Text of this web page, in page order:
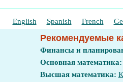
English Spanish French
Рекомендуемые
Финансы и
Основная математика:
Высшая математика: